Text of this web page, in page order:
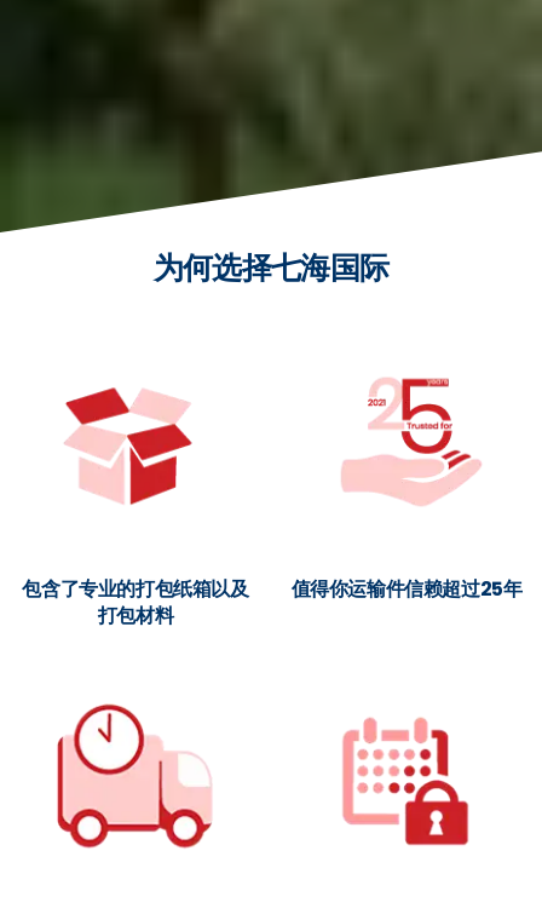
为何选择七海国际
包含了专业的打包纸箱以及
打包材料
值得你运输件信赖超过25年